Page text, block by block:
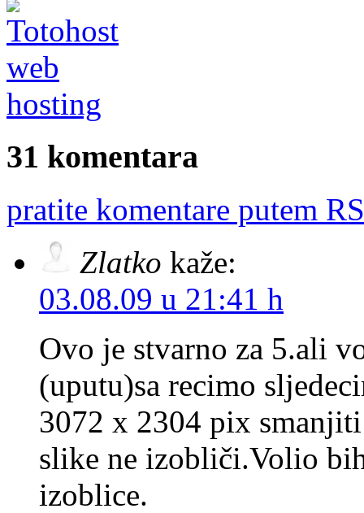
31 komentara
pratite komentare putem
Zlatko kaže:
03.08.09 u 21:41 h
Ovo je stvarno za 5.ali
(uputu)sa recimo
3072 x 2304 pix
slike ne izobliči.Volio
izoblice.